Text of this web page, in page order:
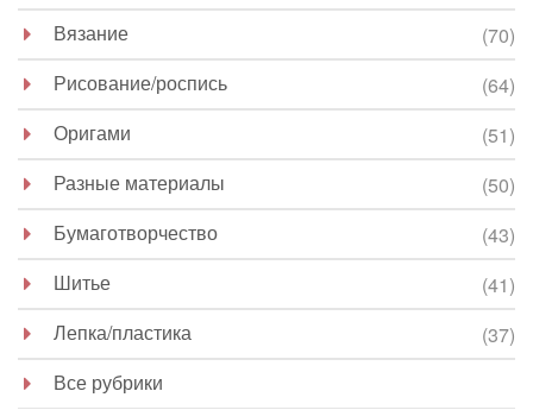
Вязание
(70)
Рисование/роспись
(64)
Оригами
(51)
Разные материалы
(50)
Бумаготворчество
(43)
Шитье
(41)
Лепка/пластика
(37)
Все рубрики